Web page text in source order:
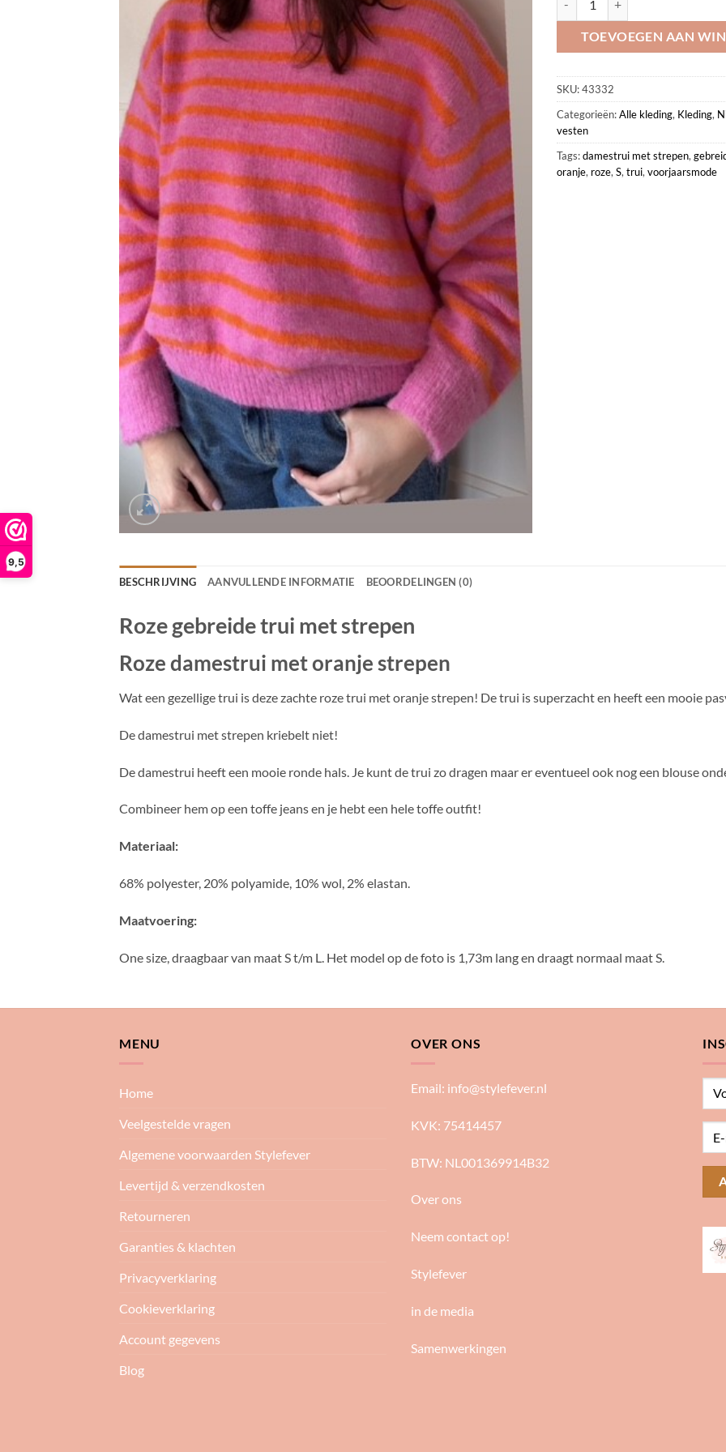
9,5
TOEVOEGEN AAN
SKU:43332
Categorieën:Alle kleding, Kleding,
vesten
Tags:damestrui met strepen,
oranje, roze, S, trui, voorjaarsmode
BESCHRIJVING AANVULLENDE INFORMATIE BEOORDELINGEN (0)
Roze gebreide trui met strepen
Roze damestrui met oranje strepen
Wat een gezellige trui is deze zachte roze trui met oranje strepen! De trui is superzacht en heeft een mooie
De damestrui met strepen kriebelt niet!
De damestrui heeft een mooie ronde hals. Je kunt de trui zo dragen maar er eventueel ook nog een blouse
Combineer hem op een toffe jeans en je hebt een hele toffe outfit!
Materiaal:
68% polyester, 20% polyamide, 10% wol, 2% elastan.
Maatvoering:
One size, draagbaar van maat S t/m L. Het model op de foto is 1,73m lang en draagt normaal maat S.
MENU
Home
Veelgestelde vragen
Algemene voorwaarden Stylefever
Levertijd & verzendkosten
Retourneren
Garanties & klachten
Privacyverklaring
Cookieverklaring
Account gegevens
Blog
OVER ONS
Email: info@stylefever.nl
KVK: 75414457
BTW: NL001369914B32
Over ons
Neem contact op!
Stylefever
in de media
Samenwerkingen